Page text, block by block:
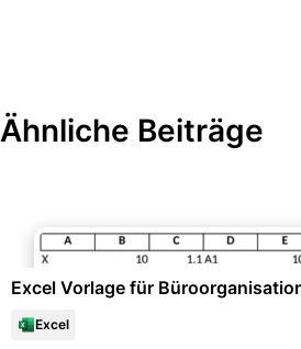
Ähnliche Beiträge
Excel Vorlage für
Excel